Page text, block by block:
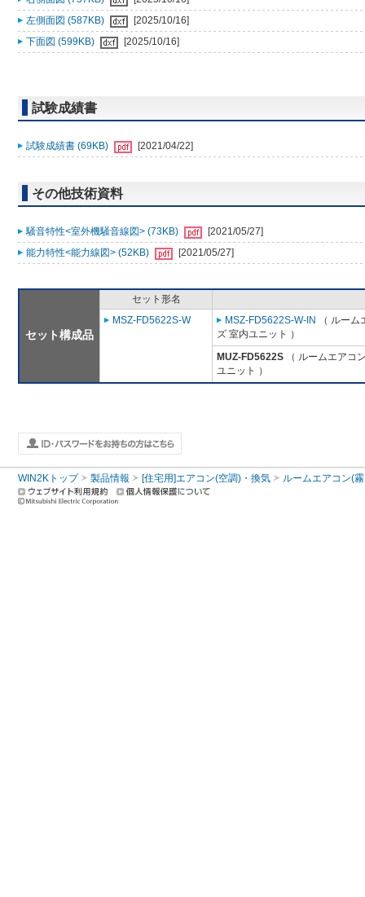
左側面図 (587KB)
[2025/10/16]
下面図 (599KB)
[2025/10/16]
試験成績書
試験成績書 (69KB) [2021/04/22]
その他技術資料
騒音特性<室外機騒音線図> (73KB)
[2021/05/27]
能力特性<能力線図> (52KB)
[2021/05/27]
セット構成品
セット形名
MSZ-FD5622S-W
MSZ-FD5622S-W-IN
（ ルー
ズ 室内ユニット ）
MUZ-FD5622S （ ルームエアコ
ユニット ）
WIN2Kトップ 製品情報 [住宅用]エアコン(空調)・換気 ルームエアコン(